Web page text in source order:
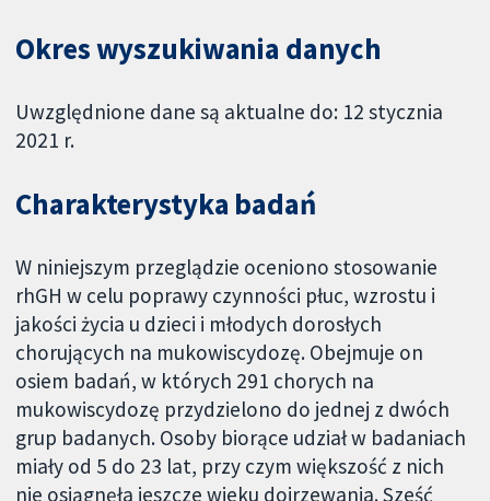
Okres wyszukiwania danych
Uwzględnione dane są aktualne do: 12 stycznia
2021 r.
Charakterystyka badań
W niniejszym przeglądzie oceniono stosowanie
rhGH w celu poprawy czynności płuc, wzrostu i
jakości życia u dzieci i młodych dorosłych
chorujących na mukowiscydozę. Obejmuje on
osiem badań, w których 291 chorych na
mukowiscydozę przydzielono do jednej z dwóch
grup badanych. Osoby biorące udział w badaniach
miały od 5 do 23 lat, przy czym większość z nich
nie osiągnęła jeszcze wieku dojrzewania. Sześć